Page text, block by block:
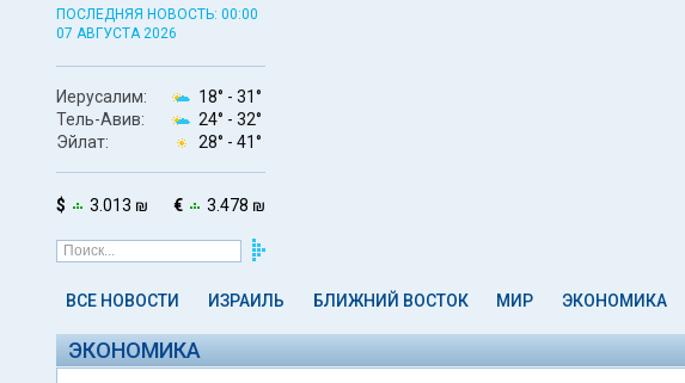
ПОСЛЕДНЯЯ НОВОСТЬ: 00:00
07 АВГУСТА 2026
Иерусалим: 18° - 31°
Тель-Авив:
24° - 32°
Эйлат:
28° - 41°
$ 3.013 ₪ € 3.478 ₪
ВСЕ НОВОСТИ ИЗРАИЛЬ БЛИЖНИЙ ВОСТОК МИР ЭКОНОМИКА
ЭКОНОМИКА